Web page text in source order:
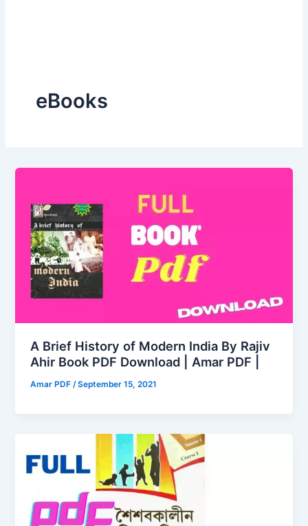
eBooks
A Brief History of Modern India By Rajiv
Ahir Book PDF Download | Amar PDF |
Amar PDF/September 15, 2021